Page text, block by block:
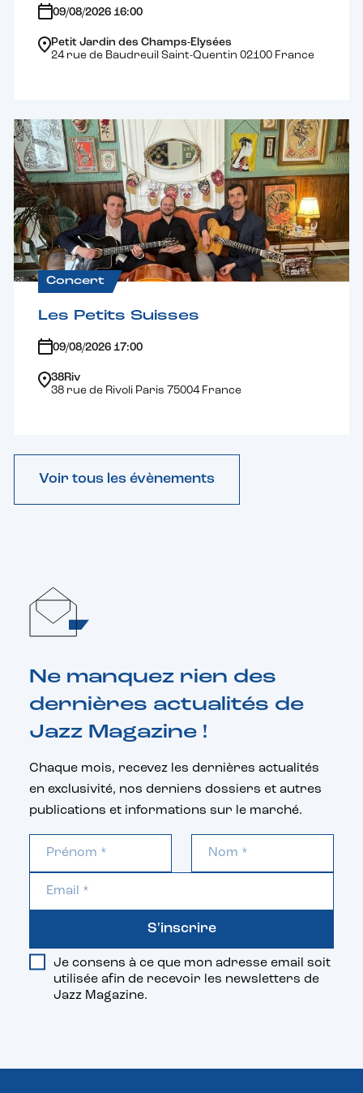
09/08/2026 16:00
Petit Jardin des Champs-Elysées
24 rue de Baudreuil Saint-Quentin 02100 France
Concert
Les Petits Suisses
09/08/2026 17:00
38Riv
38 rue de Rivoli Paris 75004 France
Voir tous les évènements
Ne manquez rien des
dernières actualités de
Jazz Magazine !
Chaque mois, recevez les dernières actualités
en exclusivité, nos derniers dossiers et autres
publications et informations sur le marché.
Je consens à ce que mon adresse email soit
utilisée afin de recevoir les newsletters de
Jazz Magazine.
S'inscrire